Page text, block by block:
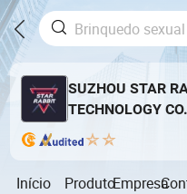
SUZHOU STAR
TECHNOLOGY
Início ProdutoEmpresa